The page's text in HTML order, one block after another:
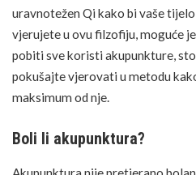
uravnotežen Qi kako bi vaše
vjerujete u ovu filzofiju, moguće
pobiti sve koristi akupunkture,
pokušajte vjerovati u metodu
maksimum od nje.
Boli li akupunktura?